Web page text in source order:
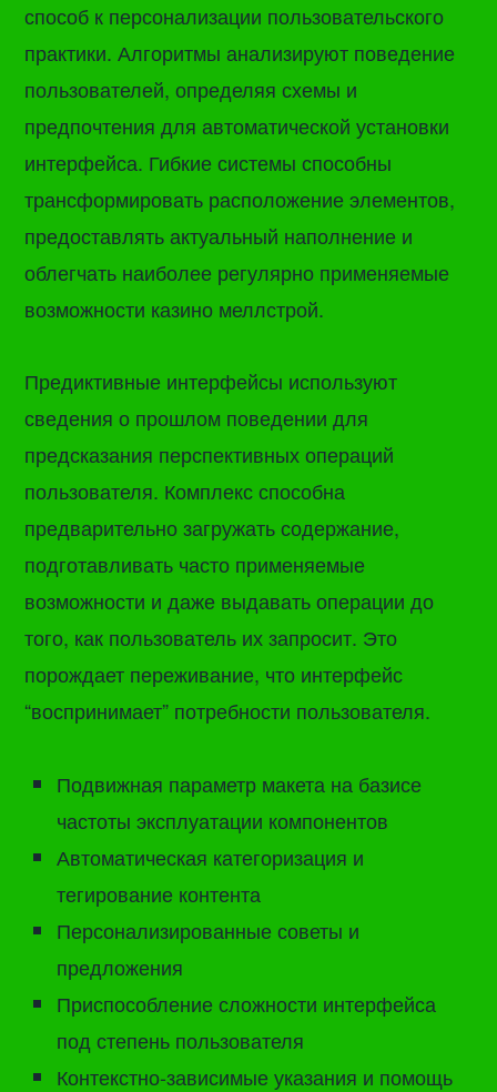
способ к персонализации пользовательского
практики. Алгоритмы анализируют поведение
пользователей, определяя схемы и
предпочтения для автоматической установки
интерфейса. Гибкие системы способны
трансформировать расположение элементов,
предоставлять актуальный наполнение и
облегчать наиболее регулярно применяемые
возможности казино меллстрой.
Предиктивные интерфейсы используют
сведения о прошлом поведении для
предсказания перспективных операций
пользователя. Комплекс способна
предварительно загружать содержание,
подготавливать часто применяемые
возможности и даже выдавать операции до
того, как пользователь их запросит. Это
порождает переживание, что интерфейс
“воспринимает” потребности пользователя.
Подвижная параметр макета на базисе
частоты эксплуатации компонентов
Автоматическая категоризация и
тегирование контента
Персонализированные советы и
предложения
Приспособление сложности интерфейса
под степень пользователя
Контекстно-зависимые указания и помощь